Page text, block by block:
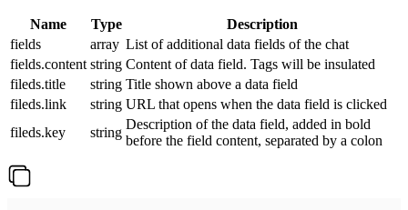
Name Type
Description
fields
array List of additional data fields of the chat
fields.content string Content of data field. Tags will be insulated
fileds.title
string Title shown above a data field
fileds.link
string URL that opens when the data field is clicked
fileds.key
string
Description of the data field, added in bold
before the field content, separated by a colon